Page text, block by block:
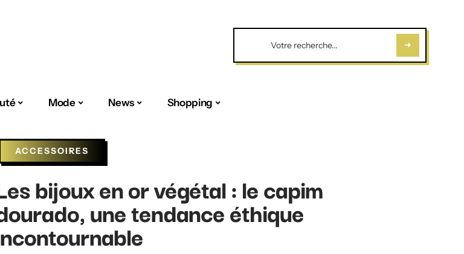
Mode News Shopping
ACCESSOIRES
bijoux en or végétal : le capim
une tendance éthique